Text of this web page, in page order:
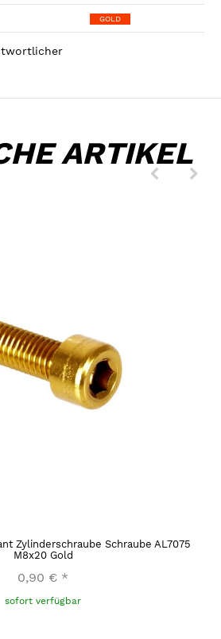
GOLD
ARTIKEL
Zylinderschraube Schraube AL7075
M8x20 Gold
0,90 € *
sofort verfügbar